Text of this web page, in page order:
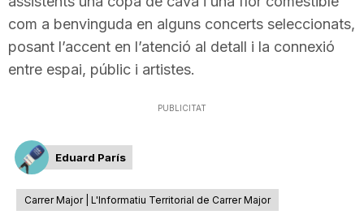
com a benvinguda en alguns concerts seleccionats,
posant l’accent en l’atenció al detall i la connexió
entre espai, públic i artistes.
PUBLICITAT
Eduard París
Carrer Major | L'Informatiu Territorial de Carrer Major